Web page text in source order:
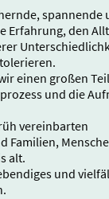
spannende
Erfahrung, den
einen großen
und die
vereinbarten
Familien,
alt.
und